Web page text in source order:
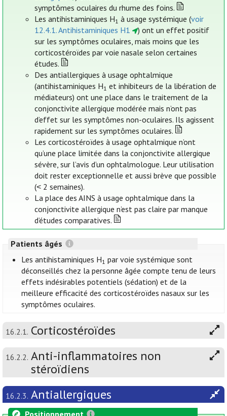
symptômes oculaires du rhume des foins.
Les antihistaminiques H1 à usage systémique (voir
12.4.1. Antihistaminiques H1
) ont un effet positif
sur les symptômes oculaires, mais moins que les
corticostéroïdes par voie nasale selon certaines
études.
Des antiallergiques à usage ophtalmique
(antihistaminiques H1 et inhibiteurs de la libération de
médiateurs) ont une place dans le traitement de la
conjonctivite allergique modérée mais n’ont pas
d’effet sur les symptômes non-oculaires. Ils agissent
rapidement sur les symptômes oculaires.
Les corticostéroïdes à usage ophtalmique n’ont
qu’une place limitée dans la conjonctivite allergique
sévère, sur l’avis d’un ophtalmologue. Leur utilisation
doit rester exceptionnelle et aussi brève que possible
(˂ 2 semaines).
La place des AINS à usage ophtalmique dans la
conjonctivite allergique n’est pas claire par manque
d’études comparatives.
Patients âgés
Les antihistaminiques H1 par voie systémique sont
déconseillés chez la personne âgée compte tenu de leurs
effets indésirables potentiels (sédation) et de la
meilleure efficacité des corticostéroïdes nasaux sur les
symptômes oculaires.
16.2.1. Corticostéroïdes
16.2.2. Anti-inflammatoires non
stéroïdiens
16.2.3. Antiallergiques
Positionnement